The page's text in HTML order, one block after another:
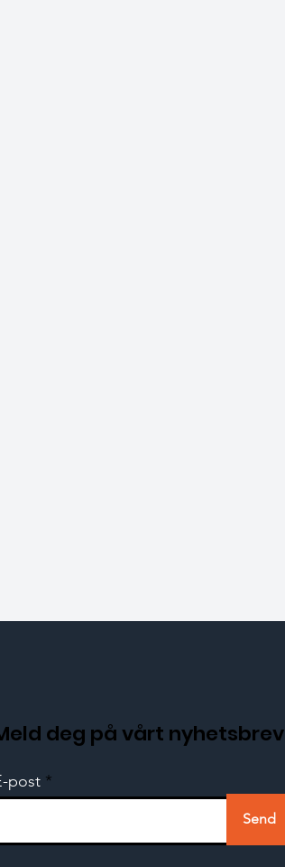
deg på vårt nyhetsbrev
post
Send